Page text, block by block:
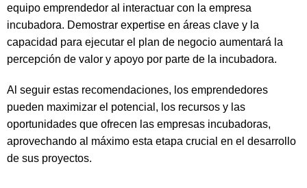
equipo emprendedor al interactuar con la empresa
incubadora. Demostrar expertise en áreas clave y la
capacidad para ejecutar el plan de negocio aumentará la
percepción de valor y apoyo por parte de la incubadora.
Al seguir estas recomendaciones, los emprendedores
pueden maximizar el potencial, los recursos y las
oportunidades que ofrecen las empresas incubadoras,
aprovechando al máximo esta etapa crucial en el desarrollo
de sus proyectos.